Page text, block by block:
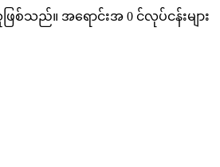
သည်။ အရောင်းအ 0 င်လုပ်ငန်းများ